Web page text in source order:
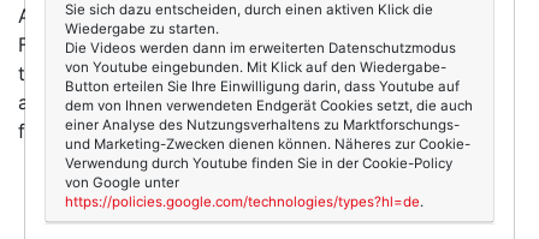
Austauschschülerin in den USA und dem mit meiner
Familie in Patagonien 2018 absieht). Darüber, wie
traurig mich das macht – auch wenn ich die
angeordneten Maßnahmen und Empfehlungen richtig
finde und meine Eltern (sie sind fitte 81 und 83 und…
mehr
Sie sich dazu entscheiden, durch einen aktiven Klick die
Wiedergabe zu starten.
Die Videos werden dann im erweiterten Datenschutzmodus
von Youtube eingebunden. Mit Klick auf den Wiedergabe-
Button erteilen Sie Ihre Einwilligung darin, dass Youtube auf
dem von Ihnen verwendeten Endgerät Cookies setzt, die auch
einer Analyse des Nutzungsverhaltens zu Marktforschungs-
und Marketing-Zwecken dienen können. Näheres zur Cookie-
Verwendung durch Youtube finden Sie in der Cookie-Policy
von Google unter
https://policies.google.com/technologies/types?hl=de.